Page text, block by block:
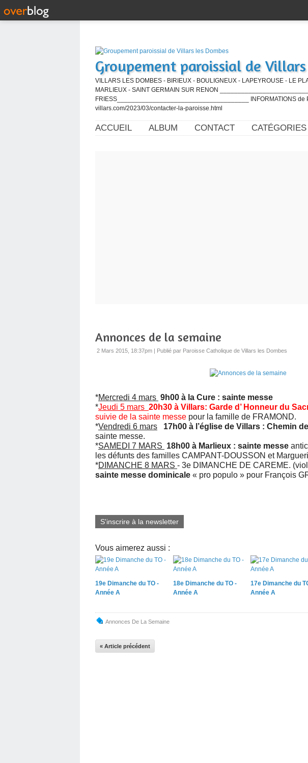
Groupement paroissial de
VILLARS LES DOMBES - BIRIEUX - BOULIGNEUX - LAPEYROUSE - LE
MARLIEUX - SAINT GERMAIN SUR RENON
FRIESS_____________________________________ INFORMATIONS de
villars.com/2023/03/contacter-la-paroisse.html
ACCUEIL ALBUM CONTACT CATÉGORIES
Annonces de la semaine
2 Mars 2015, 18:37pm | Publié par Paroisse Catholique de Villars les Dombes
*Mercredi 4 mars 9h00 à la Cure : sainte messe
*Jeudi 5 mars 20h30 à Villars: Garde d’ Honneur du
suivie de la sainte messe pour la famille de FRAMOND.
*Vendredi 6 mars 17h00 à l’église de Villars : Chemin
sainte messe.
*SAMEDI 7 MARS 18h00 à Marlieux : sainte messe
les défunts des familles CAMPANT-DOUSSON et
*DIMANCHE 8 MARS - 3e DIMANCHE DE CAREME.
sainte messe dominicale « pro populo » pour François
S'inscrire à la newsletter
Vous aimerez aussi :
19e Dimanche du TO -
Année A
18e Dimanche du TO -
Année A
17e Dimanche du
Année A
Annonces De La Semaine
« Article précédent